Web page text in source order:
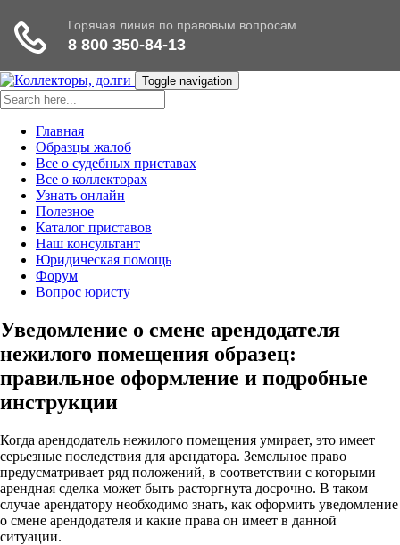
Toggle navigation
Главная
Образцы жалоб
Все о судебных приставах
Все о коллекторах
Узнать онлайн
Полезное
Каталог приставов
Наш консультант
Юридическая помощь
Форум
Вопрос юристу
Уведомление о смене арендодателя
нежилого помещения образец:
правильное оформление и подробные
инструкции
Когда арендодатель нежилого помещения умирает, это имеет
серьезные последствия для арендатора. Земельное право
предусматривает ряд положений, в соответствии с которыми
арендная сделка может быть расторгнута досрочно. В таком
случае арендатору необходимо знать, как оформить уведомление
о смене арендодателя и какие права он имеет в данной
ситуации.